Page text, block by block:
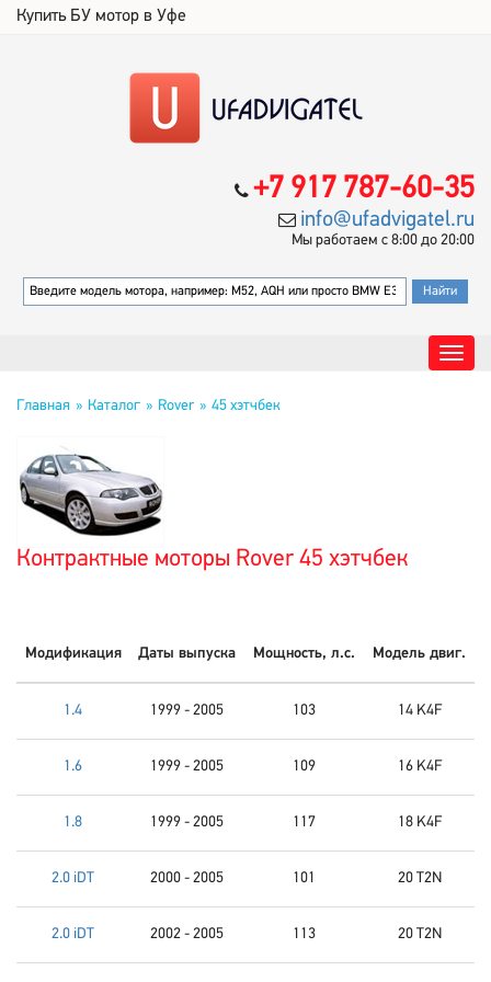
Купить БУ мотор в Уфе
+7 917 787-60-35
info@ufadvigatel.ru
Мы работаем с 8:00 до 20:00
Главная Каталог Rover 45 хэтчбек
Контрактные моторы Rover 45 хэтчбек
Модификация Даты выпуска Мощность, л.с. Модель двиг.
1.4 1999 - 2005 103 14 K4F
1.6 1999 - 2005 109 16 K4F
1.8 1999 - 2005 117 18 K4F
2.0 iDT 2000 - 2005 101 20 T2N
2.0 iDT 2002 - 2005 113 20 T2N